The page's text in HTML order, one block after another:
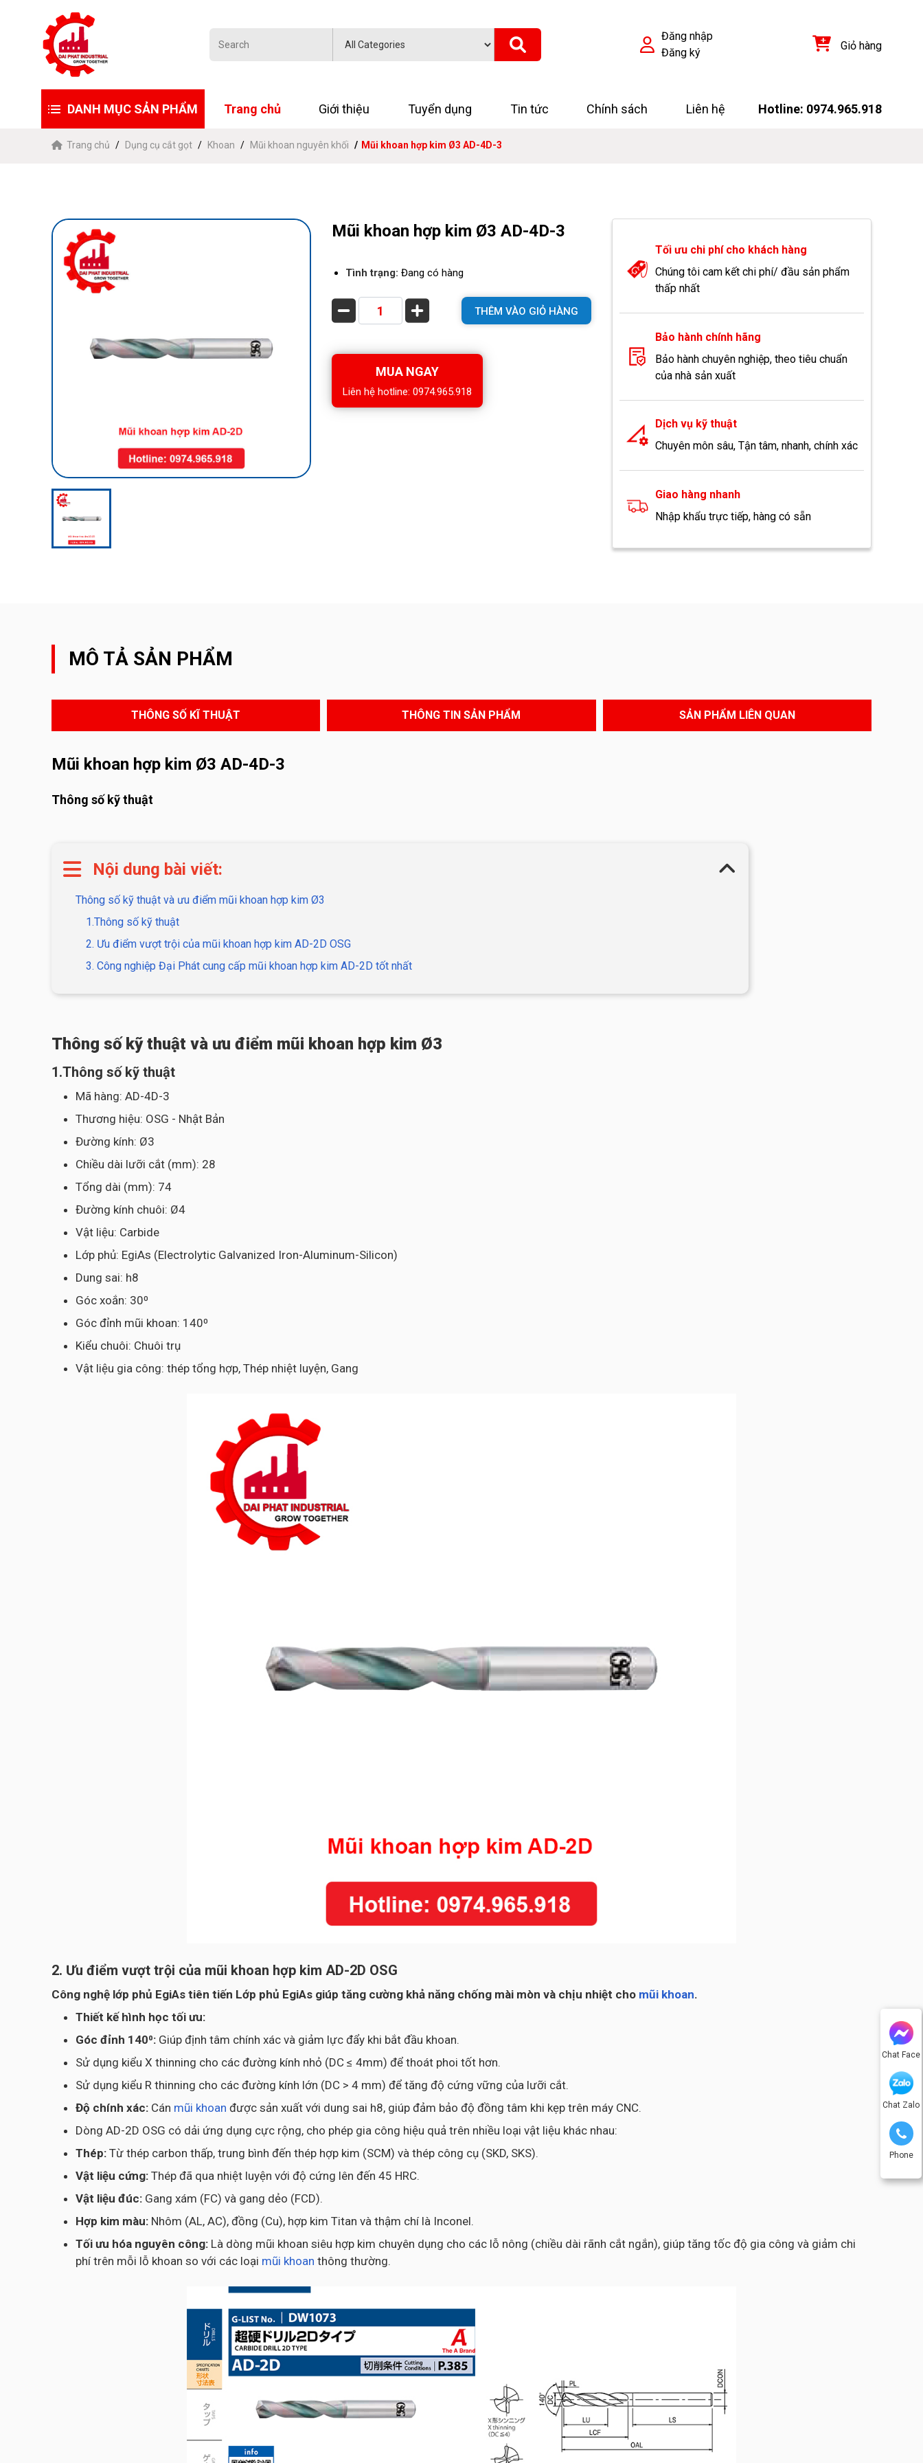
Đăng nhập
Đăng ký
Giỏ hàng
DANH MỤC SẢN PHẨM Trang chủ Giới thiệu Tuyển dụng Tin tức Chính sách Liên hệ Hotline: 0974.965.918
Chat Face
Chat Zalo
Phone
Trang chủ Dụng cụ cắt gọt Khoan Mũi khoan nguyên khối Mũi khoan hợp kim Ø3 AD-4D-3
Mũi khoan hợp kim Ø3 AD-4D-3
Tình trạng: Đang có hàng
THÊM VÀO GIỎ HÀNG
MUA NGAY
Liên hệ hotline: 0974.965.918
Tối ưu chi phí cho khách hàng
Chúng tôi cam kết chi phí/ đầu sản phẩm
thấp nhất
Bảo hành chính hãng
Bảo hành chuyên nghiệp, theo tiêu chuẩn
của nhà sản xuất
Dịch vụ kỹ thuật
Chuyên môn sâu, Tận tâm, nhanh, chính xác
Giao hàng nhanh
Nhập khẩu trực tiếp, hàng có sẵn
MÔ TẢ SẢN PHẨM
THÔNG SỐ KĨ THUẬT THÔNG TIN SẢN PHẨM SẢN PHẨM LIÊN QUAN
Mũi khoan hợp kim Ø3 AD-4D-3
Thông số kỹ thuật
Nội dung bài viết:
Thông số kỹ thuật và ưu điểm mũi khoan hợp kim Ø3
1.Thông số kỹ thuật
2. Ưu điểm vượt trội của mũi khoan hợp kim AD-2D OSG
3. Công nghiệp Đại Phát cung cấp mũi khoan hợp kim AD-2D tốt nhất
Thông số kỹ thuật và ưu điểm mũi khoan hợp kim Ø3
1.Thông số kỹ thuật
Mã hàng: AD-4D-3
Thương hiệu: OSG - Nhật Bản
Đường kính: Ø3
Chiều dài lưỡi cắt (mm): 28
Tổng dài (mm): 74
Đường kính chuôi: Ø4
Vật liệu: Carbide
Lớp phủ: EgiAs (Electrolytic Galvanized Iron-Aluminum-Silicon)
Dung sai: h8
Góc xoắn: 30⁰
Góc đỉnh mũi khoan: 140⁰
Kiểu chuôi: Chuôi trụ
Vật liệu gia công: thép tổng hợp, Thép nhiệt luyện, Gang
2. Ưu điểm vượt trội của mũi khoan hợp kim AD-2D OSG
Công nghệ lớp phủ EgiAs tiên tiến Lớp phủ EgiAs giúp tăng cường khả năng chống mài mòn và chịu nhiệt cho mũi khoan.
Thiết kế hình học tối ưu:
Góc đỉnh 140⁰: Giúp định tâm chính xác và giảm lực đẩy khi bắt đầu khoan.
Sử dụng kiểu X thinning cho các đường kính nhỏ (DC ≤ 4mm) để thoát phoi tốt hơn.
Sử dụng kiểu R thinning cho các đường kính lớn (DC > 4 mm) để tăng độ cứng vững của lưỡi cắt.
Độ chính xác: Cán mũi khoan được sản xuất với dung sai h8, giúp đảm bảo độ đồng tâm khi kẹp trên máy CNC.
Dòng AD-2D OSG có dải ứng dụng cực rộng, cho phép gia công hiệu quả trên nhiều loại vật liệu khác nhau:
Thép: Từ thép carbon thấp, trung bình đến thép hợp kim (SCM) và thép công cụ (SKD, SKS).
Vật liệu cứng: Thép đã qua nhiệt luyện với độ cứng lên đến 45 HRC.
Vật liệu đúc: Gang xám (FC) và gang dẻo (FCD).
Hợp kim màu: Nhôm (AL, AC), đồng (Cu), hợp kim Titan và thậm chí là Inconel.
Tối ưu hóa nguyên công: Là dòng mũi khoan siêu hợp kim chuyên dụng cho các lỗ nông (chiều dài rãnh cắt ngắn), giúp tăng tốc độ gia công và giảm chi
phí trên mỗi lỗ khoan so với các loại mũi khoan thông thường.